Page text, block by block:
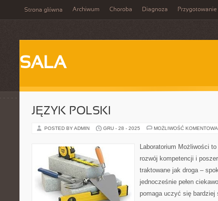
Strona główna Archiwum Choroba Diagnoza Przygotowanie
SALA
JĘZYK POLSKI
POSTED BY ADMIN GRU - 28 - 2025 MOŻLIWOŚĆ
Laboratorium Możliwości
rozwój kompetencji i
traktowane jak droga –
jednocześnie pełen
pomaga uczyć się bardziej